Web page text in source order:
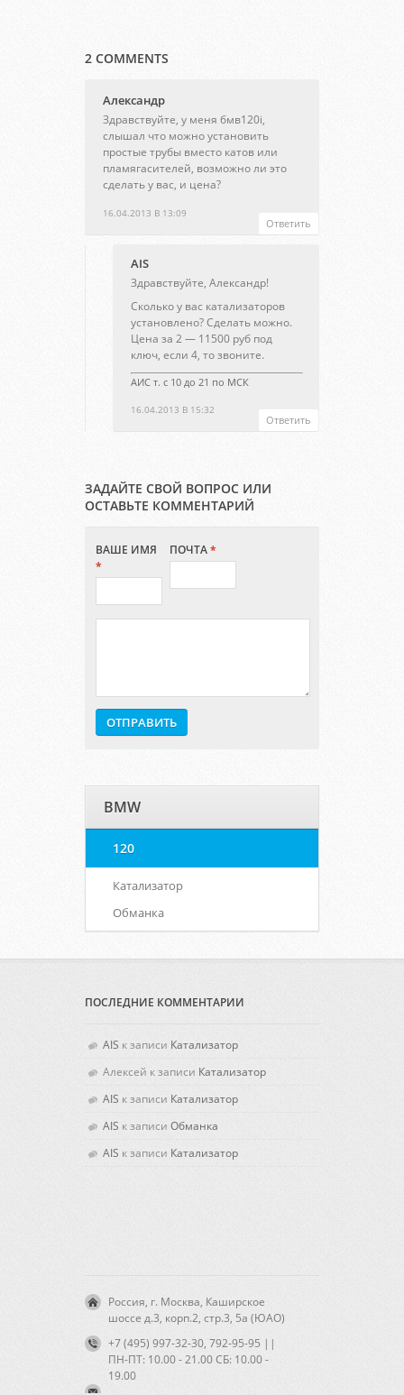
2 COMMENTS
Александр
16.04.2013 В 13:09
Здравствуйте, у меня бмв120i,
слышал что можно установить
простые трубы вместо катов или
пламягасителей, возможно ли это
сделать у вас, и цена?
Ответить
AIS
16.04.2013 В 15:32
Здравствуйте, Александр!
Сколько у вас катализаторов
установлено? Сделать можно.
Цена за 2 — 11500 руб под
ключ, если 4, то звоните.
АИС т. с 10 до 21 по МСК
Ответить
ЗАДАЙТЕ СВОЙ ВОПРОС ИЛИ
ОСТАВЬТЕ КОММЕНТАРИЙ
ВАШЕ ИМЯ
*
ПОЧТА*
BMW
120
Катализатор
Обманка
ПОСЛЕДНИЕ КОММЕНТАРИИ
AIS к записи Катализатор
Алексей к записи Катализатор
AIS к записи Катализатор
AIS к записи Обманка
AIS к записи Катализатор
Россия, г. Москва, Каширское
шоссе д.3, корп.2, стр.3, 5а (ЮАО)
+7 (495) 997-32-30, 792-95-95 ||
ПН-ПТ: 10.00 - 21.00 CБ: 10.00 -
19.00